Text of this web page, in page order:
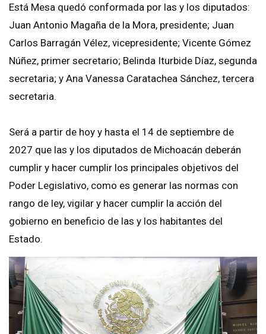
Está Mesa quedó conformada por las y los diputados:
Juan Antonio Magaña de la Mora, presidente; Juan
Carlos Barragán Vélez, vicepresidente; Vicente Gómez
Núñez, primer secretario; Belinda Iturbide Díaz, segunda
secretaria; y Ana Vanessa Caratachea Sánchez, tercera
secretaria.
Será a partir de hoy y hasta el 14 de septiembre de
2027 que las y los diputados de Michoacán deberán
cumplir y hacer cumplir los principales objetivos del
Poder Legislativo, como es generar las normas con
rango de ley, vigilar y hacer cumplir la acción del
gobierno en beneficio de las y los habitantes del
Estado.